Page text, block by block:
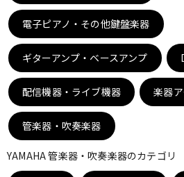
DTM オンライン納品
電子ピアノ・その他鍵盤楽器
ギターアンプ・ベースアンプ
配信機器・ライブ機器 楽器
管楽器・吹奏楽器
YAMAHA 管楽器・吹奏楽器のカテゴリ